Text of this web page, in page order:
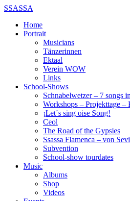
SSASSA
Home
Portrait
Musicians
Tänzerinnen
Ektaal
Verein WOW
Links
School-Shows
Schnabelwetzer – 7 songs
Workshops – Projekttage –
¡Let´s sing oise Song!
Ceol
The Road of the Gypsies
Ssassa Flamenca – von
Subvention
School-show tourdates
Music
Albums
Shop
Videos